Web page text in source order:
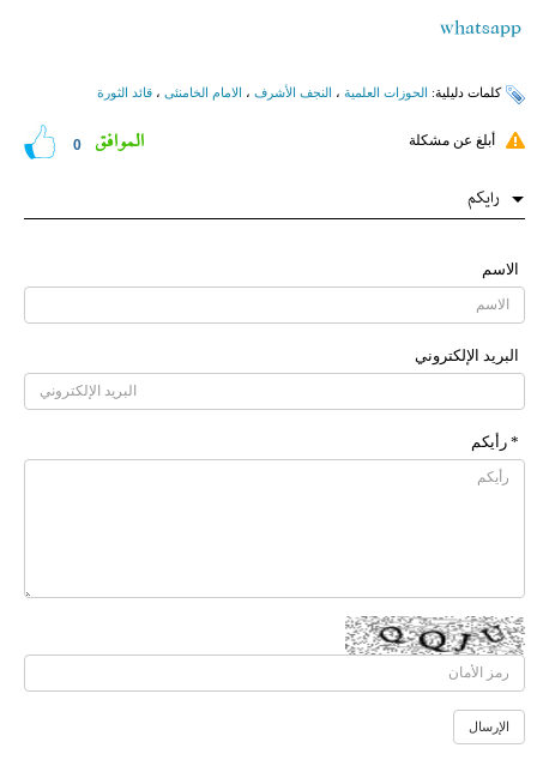
whatsapp
کلمات دلیلیة: الحوزات العلمیة ، النجف الأشرف ، الامام الخامنئی ، قائد الثورة
أبلغ عن مشكلة 0 الموافق
رایکم
الاسم
البرید الإلکتروني
* رأیکم